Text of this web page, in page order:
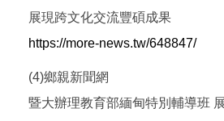
展現跨文化交流豐碩成果
https://more-news.tw/648847/
(4)鄉親新聞網
暨大辦理教育部緬甸特別輔導班